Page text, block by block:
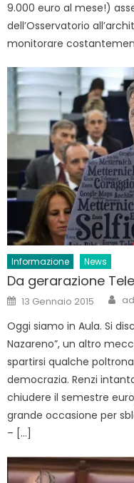
9.000 euro al mese!)
dell’Osservatorio
monitorare
Informazione News
Da gerarazione
Posted
on
13 Gennaio 2015
Oggi siamo in Aula. Si
Nazareno”, un altro
spartirsi qualche
democrazia. Renzi
chiudere il semestre
grande occasione per
– […]